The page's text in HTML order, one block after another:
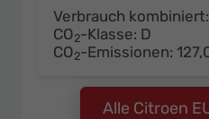
Verbrauch kombiniert:
CO2-Klasse: D
CO2-Emissionen:
Alle Citroen